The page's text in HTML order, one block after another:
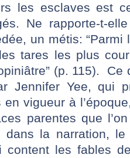
les esclaves est
Ne rapporte-t-
un métis:
tares les plus
(p. 115). Ce
Jennifer Yee, qui
vigueur à
parentes que
dans la narration,
content les fables